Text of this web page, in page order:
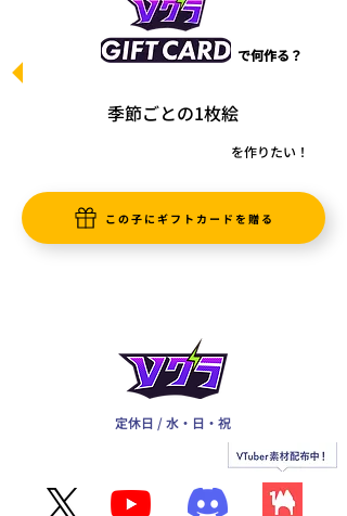
で何作る？
季節ごとの1枚絵
を作りたい！
この子にギフトカードを贈る
定休日 / 水・日・祝